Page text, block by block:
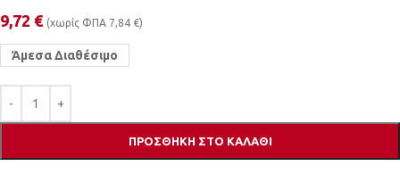
9,72 € (χωρίς ΦΠΑ 7,84 €)
Άμεσα Διαθέσιμο
ΠΡΟΣΘΉΚΗ ΣΤΟ ΚΑΛΆΘΙ